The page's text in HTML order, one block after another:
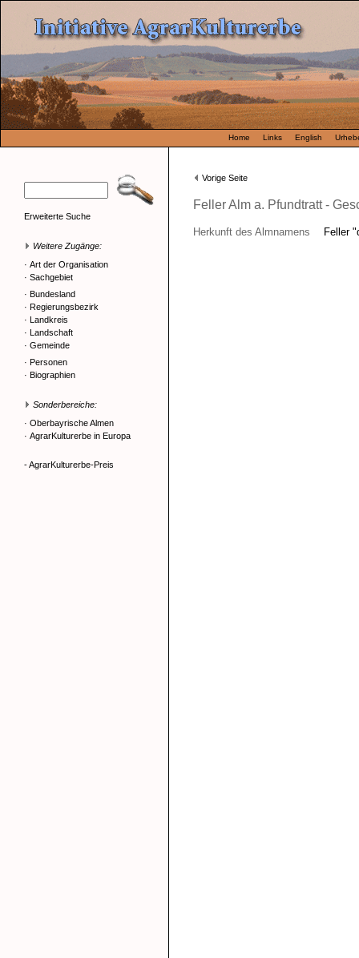
Home Links English
Erweiterte Suche
Weitere Zugänge:
· Art der Organisation
· Sachgebiet
· Bundesland
· Regierungsbezirk
· Landkreis
· Landschaft
· Gemeinde
· Personen
· Biographien
Sonderbereiche:
· Oberbayrische Almen
· AgrarKulturerbe in Europa
- AgrarKulturerbe-Preis
Vorige Seite
Feller Alm a. Pfundtratt -
Herkunft des Almnamens Feller